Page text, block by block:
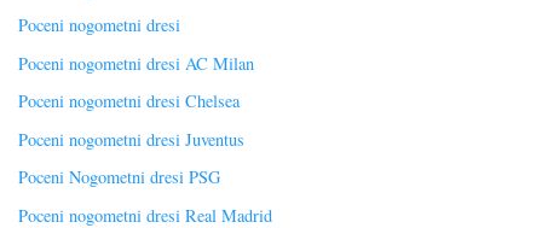
Poceni nogometni dresi
Poceni nogometni dresi AC Milan
Poceni nogometni dresi Chelsea
Poceni nogometni dresi Juventus
Poceni Nogometni dresi PSG
Poceni nogometni dresi Real Madrid